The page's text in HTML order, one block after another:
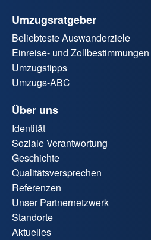
Umzugsratgeber
Beliebteste Auswanderziele
Einreise- und Zollbestimmungen
Umzugstipps
Umzugs-ABC
Über uns
Identität
Soziale Verantwortung
Geschichte
Qualitätsversprechen
Referenzen
Unser Partnernetzwerk
Standorte
Aktuelles